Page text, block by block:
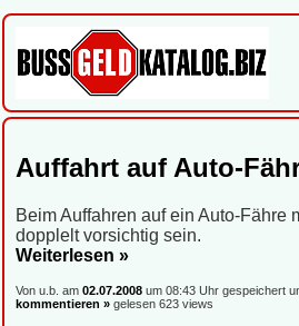
Auffahrt auf Auto-
Beim Auffahren auf ein Auto-Fähre
dopplelt vorsichtig sein.
Weiterlesen »
Von u.b. am 02.07.2008 um 08:43 Uhr gespeichert
kommentieren » gelesen 623 views